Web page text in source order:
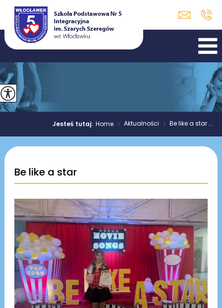
Jesteś tutaj:Home > Aktualności > Be like a star ...
Be like a star